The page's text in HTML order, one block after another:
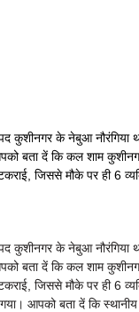
कुशीनगर के नेबुआ नौरंगिया
बता दें कि कल शाम
जिससे मौके पर ही 6
कुशीनगर के नेबुआ नौरंगिया
बता दें कि कल शाम
जिससे मौके पर ही 6
आपको बता दें कि